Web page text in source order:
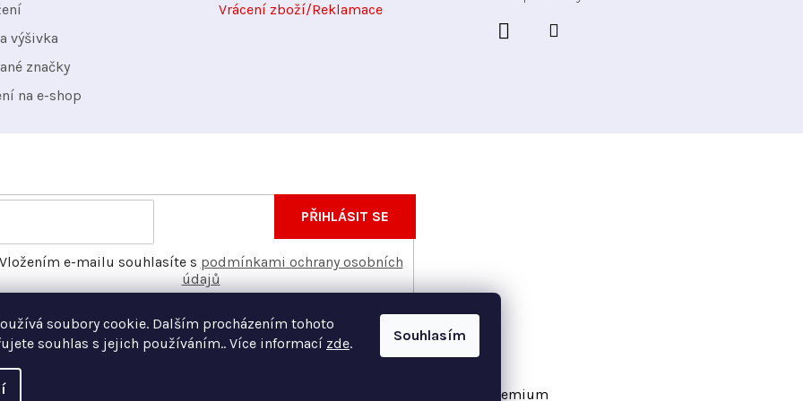
soubory cookie. Dalším procházením tohoto
souhlas s jejich používáním.. Více informací zde. Souhlasím
výšivka
značky
na e-shop
Vrácení zboží/Reklamace
o nových produktech na našem e-shopu.
Vložením e-mailu souhlasíte s podmínkami ochrany osobních
údajů
PŘIHLÁSIT SE
Vytvořil Shoptet Premium